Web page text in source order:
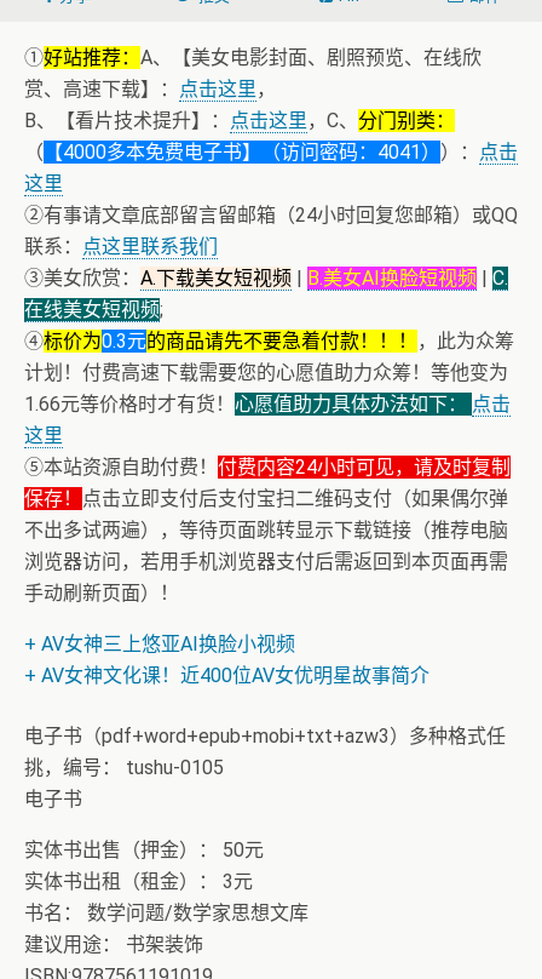
①好站推荐： A、【美女电影封面、剧照预览、在线欣
赏、高速下载】：
点击这里，
B、【看片技术提升】：
点击这里，C、 分门别类：
（ 【4000多本免费电子书】（访问密码：4041） ）：
点击
这里
②有事请文章底部留言留邮箱（24小时回复您邮箱）或QQ
联系：
点这里联系我们
③美女欣赏： A.下载美女短视频 | B.美女AI换脸短视频 | C.
在线美女短视频;
④标价为0.3元的商品请先不要急着付款！！！
，此为众筹
计划！付费高速下载需要您的心愿值助力众筹！等他变为
1.66元等价格时才有货！ 心愿值助力具体办法如下：
点击
这里
⑤本站资源自助付费！ 付费内容24小时可见，请及时复制
保存！
点击立即支付后支付宝扫二维码支付（如果偶尔弹
不出多试两遍），等待页面跳转显示下载链接（推荐电脑
浏览器访问，若用手机浏览器支付后需返回到本页面再需
手动刷新页面）！
+ AV女神三上悠亚AI换脸小视频
+ AV女神文化课！近400位AV女优明星故事简介
+ 恭喜IP为180.201.1.217的网友为电子书籍《动力电池管
电子书（pdf+word+epub+mobi+txt+azw3）多种格式任
挑，编号： tushu-0105
电子书
实体书出售（押金）： 50元
实体书出租（租金）： 3元
书名： 数学问题/数学家思想文库
建议用途： 书架装饰